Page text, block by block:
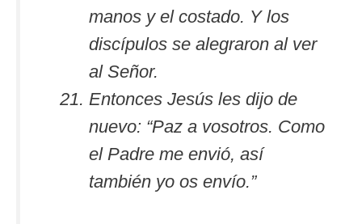
manos y el costado. Y los
discípulos se alegraron al ver
al Señor.
Entonces Jesús les dijo de
nuevo: “Paz a vosotros. Como
el Padre me envió, así
también yo os envío.”